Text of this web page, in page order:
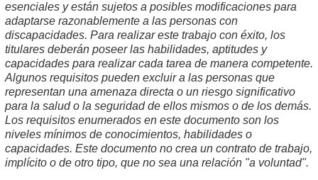
esenciales y están sujetos a posibles modificaciones para
adaptarse razonablemente a las personas con
discapacidades. Para realizar este trabajo con éxito, los
titulares deberán poseer las habilidades, aptitudes y
capacidades para realizar cada tarea de manera competente.
Algunos requisitos pueden excluir a las personas que
representan una amenaza directa o un riesgo significativo
para la salud o la seguridad de ellos mismos o de los demás.
Los requisitos enumerados en este documento son los
niveles mínimos de conocimientos, habilidades o
capacidades. Este documento no crea un contrato de trabajo,
implícito o de otro tipo, que no sea una relación "a voluntad".